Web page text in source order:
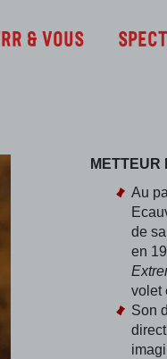
& Vous
METTEUR
Au
de
en
volet
Son